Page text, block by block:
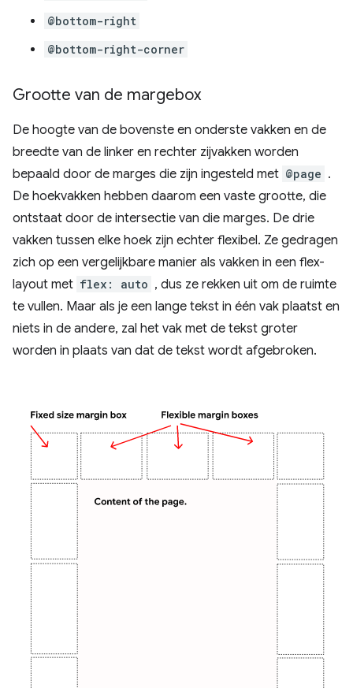
@bottom-right
@bottom-right-corner
Grootte van de margebox
De hoogte van de bovenste en onderste vakken en de
breedte van de linker en rechter zijvakken worden
bepaald door de marges die zijn ingesteld met @page .
De hoekvakken hebben daarom een ​​vaste grootte, die
ontstaat door de intersectie van die marges. De drie
vakken tussen elke hoek zijn echter flexibel. Ze gedragen
zich op een vergelijkbare manier als vakken in een flex-
layout met flex: auto , dus ze rekken uit om de ruimte
te vullen. Maar als je een lange tekst in één vak plaatst en
niets in de andere, zal het vak met de tekst groter
worden in plaats van dat de tekst wordt afgebroken.